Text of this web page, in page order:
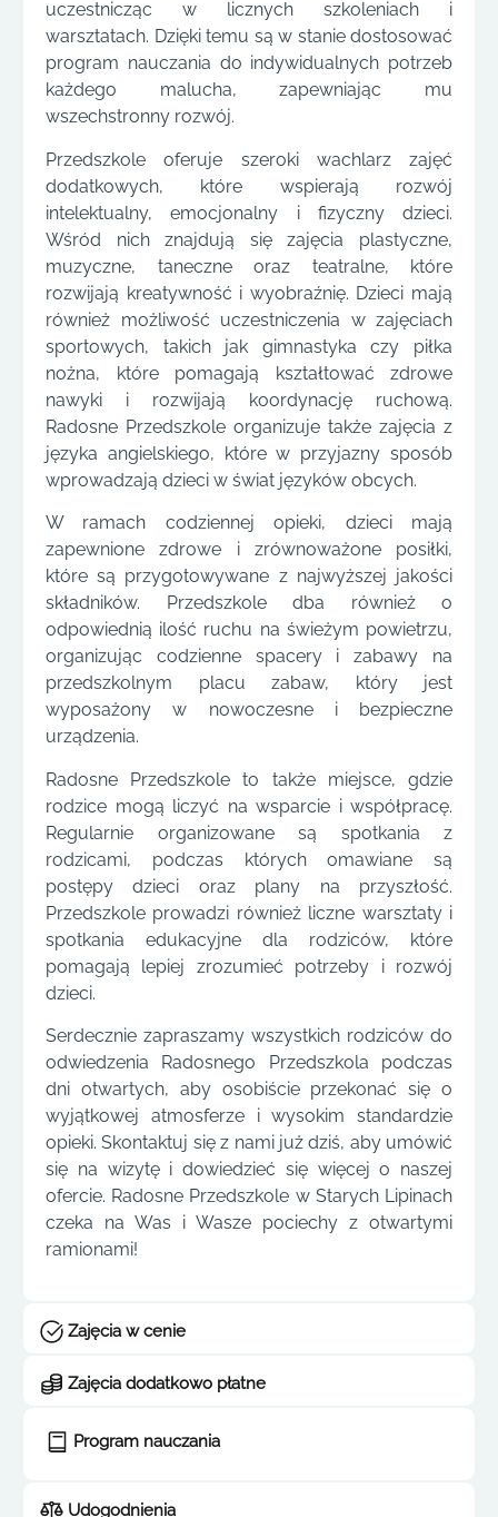
uczestnicząc w licznych szkoleniach i
warsztatach. Dzięki temu są w stanie dostosować
program nauczania do indywidualnych potrzeb
każdego malucha, zapewniając mu
wszechstronny rozwój.
Przedszkole oferuje szeroki wachlarz zajęć
dodatkowych, które wspierają rozwój
intelektualny, emocjonalny i fizyczny dzieci.
Wśród nich znajdują się zajęcia plastyczne,
muzyczne, taneczne oraz teatralne, które
rozwijają kreatywność i wyobraźnię. Dzieci mają
również możliwość uczestniczenia w zajęciach
sportowych, takich jak gimnastyka czy piłka
nożna, które pomagają kształtować zdrowe
nawyki i rozwijają koordynację ruchową.
Radosne Przedszkole organizuje także zajęcia z
języka angielskiego, które w przyjazny sposób
wprowadzają dzieci w świat języków obcych.
W ramach codziennej opieki, dzieci mają
zapewnione zdrowe i zrównoważone posiłki,
które są przygotowywane z najwyższej jakości
składników. Przedszkole dba również o
odpowiednią ilość ruchu na świeżym powietrzu,
organizując codzienne spacery i zabawy na
przedszkolnym placu zabaw, który jest
wyposażony w nowoczesne i bezpieczne
urządzenia.
Radosne Przedszkole to także miejsce, gdzie
rodzice mogą liczyć na wsparcie i współpracę.
Regularnie organizowane są spotkania z
rodzicami, podczas których omawiane są
postępy dzieci oraz plany na przyszłość.
Przedszkole prowadzi również liczne warsztaty i
spotkania edukacyjne dla rodziców, które
pomagają lepiej zrozumieć potrzeby i rozwój
dzieci.
Serdecznie zapraszamy wszystkich rodziców do
odwiedzenia Radosnego Przedszkola podczas
dni otwartych, aby osobiście przekonać się o
wyjątkowej atmosferze i wysokim standardzie
opieki. Skontaktuj się z nami już dziś, aby umówić
się na wizytę i dowiedzieć się więcej o naszej
ofercie. Radosne Przedszkole w Starych Lipinach
czeka na Was i Wasze pociechy z otwartymi
ramionami!
Zajęcia w cenie
Zajęcia dodatkowo płatne
Program nauczania
Udogodnienia